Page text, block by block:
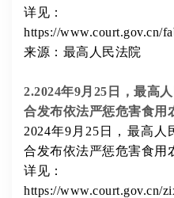
详见：
https://www.court.gov.cn/
来源：最高人民法院
2.2024年9月25日，最高
合发布依法严惩危害食用
2024年9月25日，最高
合发布依法严惩危害食用
详见：
https://www.court.gov.cn/